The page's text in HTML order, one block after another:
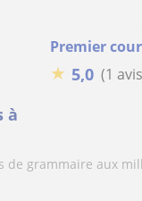
Premier
★ 5,0 (1
à
de grammaire aux